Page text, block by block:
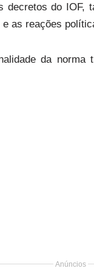
decretos do IOF,
as reações
da norma
Anúncios